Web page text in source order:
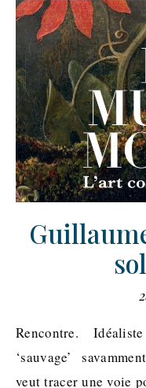
Rencontre. Idéaliste mais réaliste, penseur du
‘sauvage’
veut tracer une voie